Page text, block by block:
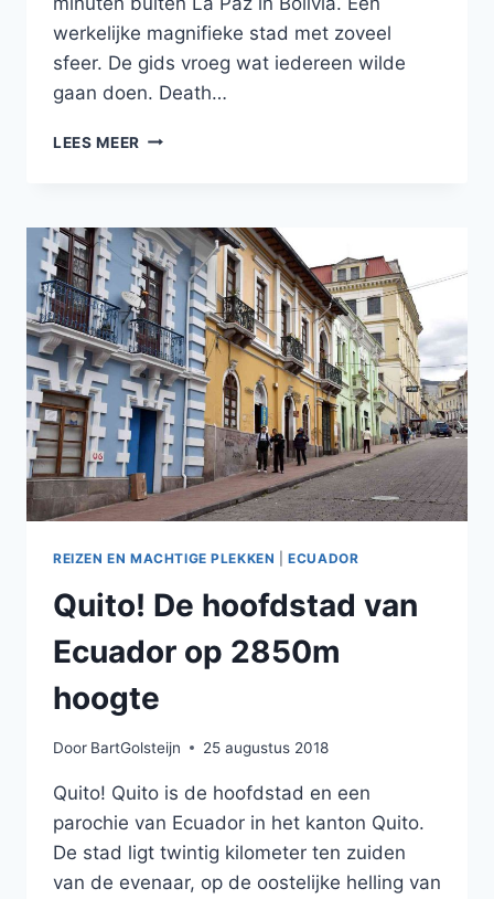
werkelijke magnifieke stad met zoveel
sfeer. De gids vroeg wat iedereen wilde
gaan doen. Death…
LEES MEER DE
REIZEN EN MACHTIGE PLEKKEN |ECUADOR
Quito! De hoofdstad van
Ecuador op 2850m
hoogte
Door BartGolsteijn 25 augustus 2018
Quito! Quito is de hoofdstad en een
parochie van Ecuador in het kanton Quito.
De stad ligt twintig kilometer ten zuiden
van de evenaar, op de oostelijke helling van